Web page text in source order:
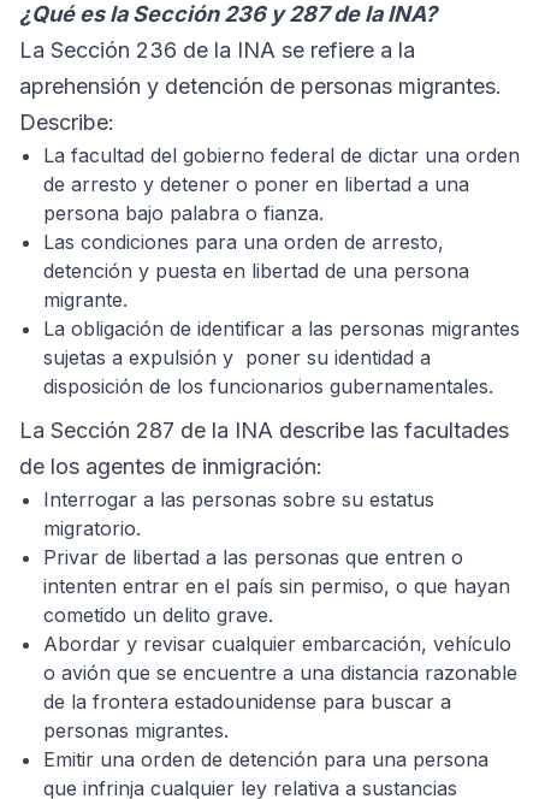
¿Qué es la Sección 236 y 287 de la INA?
La Sección 236 de la INA se refiere a la
aprehensión y detención de personas migrantes.
Describe:
La facultad del gobierno federal de dictar una orden
de arresto y detener o poner en libertad a una
persona bajo palabra o fianza.
Las condiciones para una orden de arresto,
detención y puesta en libertad de una persona
migrante.
La obligación de identificar a las personas migrantes
sujetas a expulsión y poner su identidad a
disposición de los funcionarios gubernamentales.
La Sección 287 de la INA describe las facultades
de los agentes de inmigración:
Interrogar a las personas sobre su estatus
migratorio.
Privar de libertad a las personas que entren o
intenten entrar en el país sin permiso, o que hayan
cometido un delito grave.
Abordar y revisar cualquier embarcación, vehículo
o avión que se encuentre a una distancia razonable
de la frontera estadounidense para buscar a
personas migrantes.
Emitir una orden de detención para una persona
que infrinja cualquier ley relativa a sustancias